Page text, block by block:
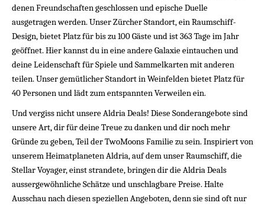
denen Freundschaften geschlossen und epische Duelle
ausgetragen werden. Unser Zürcher Standort, ein Raumschiff-
Design, bietet Platz für bis zu 100 Gäste und ist 363 Tage im Jahr
geöffnet. Hier kannst du in eine andere Galaxie eintauchen und
deine Leidenschaft für Spiele und Sammelkarten mit anderen
teilen. Unser gemütlicher Standort in Weinfelden bietet Platz für
40 Personen und lädt zum entspannten Verweilen ein.
Und vergiss nicht unsere Aldria Deals! Diese Sonderangebote sind
unsere Art, dir für deine Treue zu danken und dir noch mehr
Gründe zu geben, Teil der TwoMoons Familie zu sein. Inspiriert von
unserem Heimatplaneten Aldria, auf dem unser Raumschiff, die
Stellar Voyager, einst strandete, bringen dir die Aldria Deals
aussergewöhnliche Schätze und unschlagbare Preise. Halte
Ausschau nach diesen speziellen Angeboten, denn sie sind oft nur